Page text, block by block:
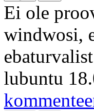
Ei ole
windwosi,
lubuntu